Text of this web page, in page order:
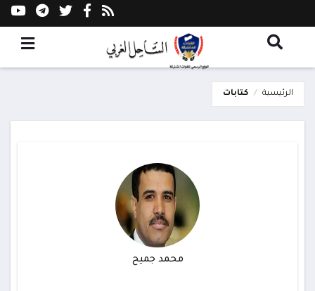
الرئيسية كتابات
محمد جميح